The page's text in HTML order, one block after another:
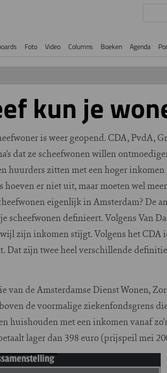
Foto Video Columns Boeken Agenda
kun je
is weer geopend. CDA, PvdA,
dat ze scheefwonen willen
huurders zitten met een hoger
er niet uit, maar moeten wel
eigenlijk in Amsterdam? De
scheefwonen definieert. Volgens Van
zijn inkomen stijgt. Volgens het CDA
Dat zijn twee heel verschillende
van de Amsterdamse Dienst Wonen,
de voormalige ziekenfondsgrens
huishouden met een inkomen vanaf
lager dan 398 euro (prijspeil mei